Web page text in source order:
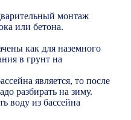
монтаж
или бетона.
как для наземного
в грунт на
является, то после
разбирать на зиму.
воду из бассейна